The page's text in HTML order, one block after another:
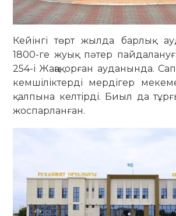
Кейінгі төрт жылда барлық
1800-ге жуық пәтер
254-і Жаңақорған ауданында.
кемшіліктерді мердігер
қалпына келтірді. Биыл да
жоспарланған.